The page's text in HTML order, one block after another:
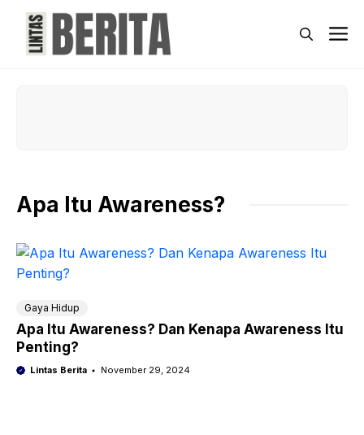
content
Apa Itu Awareness?
Gaya Hidup
Apa Itu Awareness? Dan Kenapa Awareness Itu
Penting?
Lintas Berita November 29, 2024